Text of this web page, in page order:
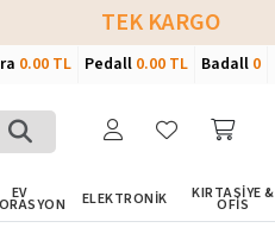
TEK KARGO
0.00 TL Pedall 0.00 TL Badall 0
EV ELEKTRONİK KIRTASİYE &
OFİS